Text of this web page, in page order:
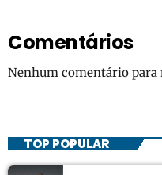
Comentários
Nenhum comentário para
TOP POPULAR